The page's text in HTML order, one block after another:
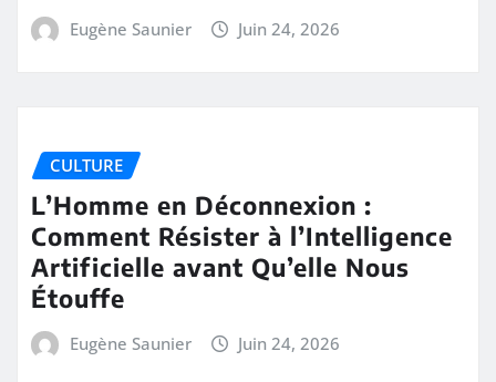
Eugène Saunier Juin 24, 2026
CULTURE
L’Homme en Déconnexion :
Comment Résister à l’Intelligence
Artificielle avant Qu’elle Nous
Étouffe
Eugène Saunier Juin 24, 2026